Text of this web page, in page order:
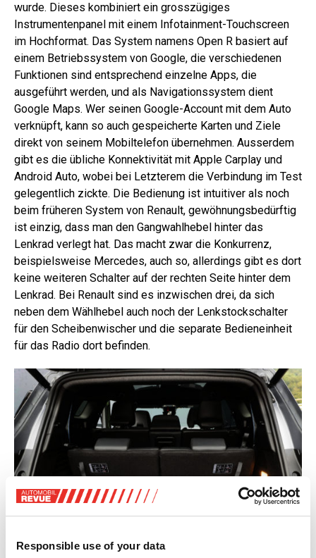
Responsible use of your data
wurde. Dieses kombiniert ein grosszügiges
Instrumentenpanel mit einem Infotainment-Touchscreen
im Hochformat. Das System namens Open R basiert auf
einem Betriebssystem von Google, die verschiedenen
Funktionen sind entsprechend einzelne Apps, die
ausgeführt werden, und als Navigationssystem dient
Google Maps. Wer seinen Google-Account mit dem Auto
verknüpft, kann so auch gespeicherte Karten und Ziele
direkt von seinem Mobiltelefon übernehmen. Ausserdem
gibt es die übliche Konnektivität mit Apple Carplay und
Android Auto, wobei bei Letzterem die Verbindung im Test
gelegentlich zickte. Die Bedienung ist intuitiver als noch
beim früheren System von Renault, gewöhnungsbedürftig
ist einzig, dass man den Gangwahlhebel hinter das
Lenkrad verlegt hat. Das macht zwar die Konkurrenz,
beispielsweise Mercedes, auch so, allerdings gibt es dort
keine weiteren Schalter auf der rechten Seite hinter dem
Lenkrad. Bei Renault sind es inzwischen drei, da sich
neben dem Wählhebel auch noch der Lenkstockschalter
für den Scheibenwischer und die separate Bedieneinheit
für das Radio dort befinden.